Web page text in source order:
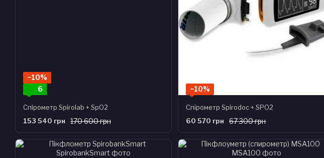
−10%
6
Спірометр Spirolab + SpO2
170 600 грн
153 540 грн
−10%
Спірометр Spirodoc + SPO2
67 300 грн
60 570 грн